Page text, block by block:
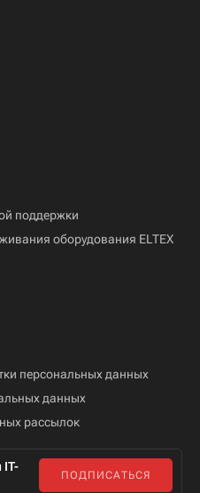
поддержки
оборудования ELTEX
персональных данных
данных
рассылок
IT-
ПОДПИСАТЬСЯ